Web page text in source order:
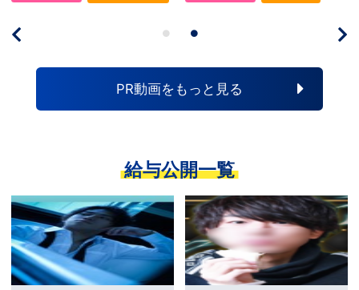
PR動画をもっと見る
給与公開一覧